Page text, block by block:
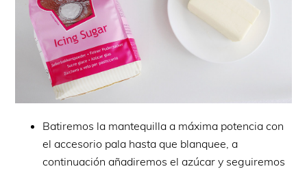
Batiremos la mantequilla a máxima potencia con
el accesorio pala hasta que blanquee, a
continuación añadiremos el azúcar y seguiremos